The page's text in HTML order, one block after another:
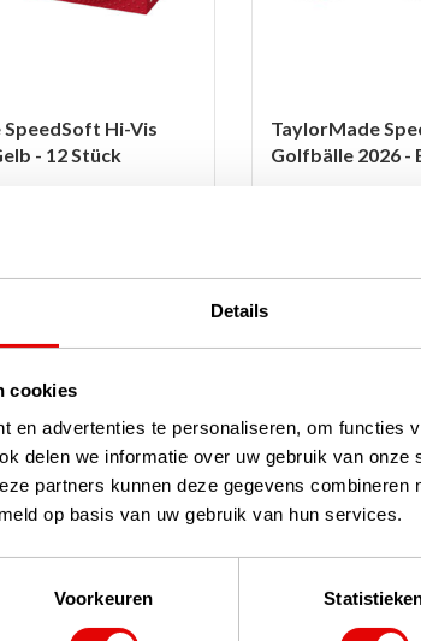
Details
cookies
en advertenties te personaliseren, om functies
delen we informatie over uw gebruik van
partners kunnen deze gegevens combineren
op basis van uw gebruik van hun services.
Voorkeuren
Hi-Vis
- 12 Stück
und bessere
TaylorMade
Golfbälle 2026 -
leuchtend blaue
€42,00
-21%